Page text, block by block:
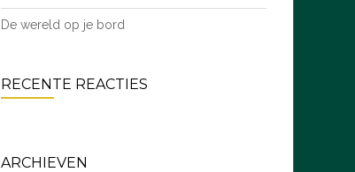
De wereld op je bord
RECENTE REACTIES
ARCHIEVEN